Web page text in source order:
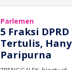
Parlemen
5 Fraksi
Tertulis,
Paripurna